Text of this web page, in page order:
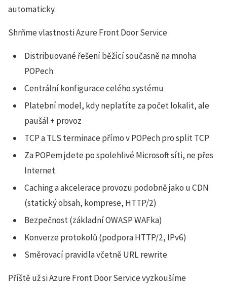
automaticky.
Shrňme vlastnosti Azure Front Door Service
Distribuované řešení běžící současně na mnoha
POPech
Centrální konfigurace celého systému
Platební model, kdy neplatíte za počet lokalit, ale
paušál + provoz
TCP a TLS terminace přímo v POPech pro split TCP
Za POPem jdete po spolehlivé Microsoft síti, ne přes
Internet
Caching a akcelerace provozu podobně jako u CDN
(statický obsah, komprese, HTTP/2)
Bezpečnost (základní OWASP WAFka)
Konverze protokolů (podpora HTTP/2, IPv6)
Směrovací pravidla včetně URL rewrite
Příště už si Azure Front Door Service vyzkoušíme